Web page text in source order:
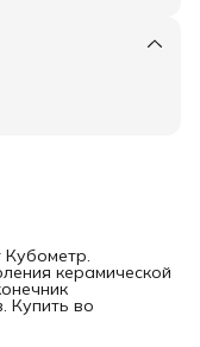
керамической
Купить во